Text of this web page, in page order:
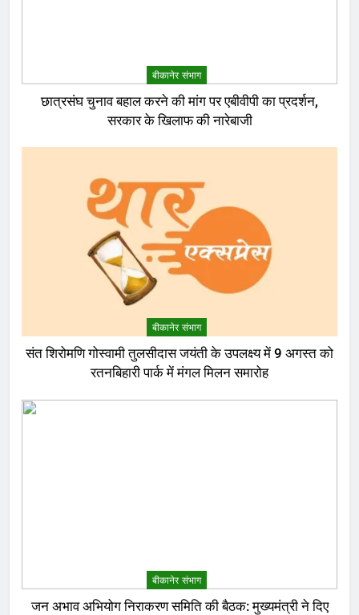
बीकानेर संभाग
छात्रसंघ चुनाव बहाल करने की मांग पर एबीवीपी का प्रदर्शन,
सरकार के खिलाफ की नारेबाजी
बीकानेर संभाग
संत शिरोमणि गोस्वामी तुलसीदास जयंती के उपलक्ष्य में 9 अगस्त को
रतनबिहारी पार्क में मंगल मिलन समारोह
बीकानेर संभाग
जन अभाव अभियोग निराकरण समिति की बैठक: मुख्यमंत्री ने दिए